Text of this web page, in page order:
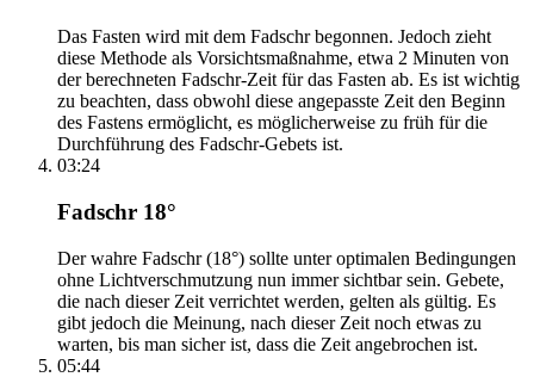
Das Fasten wird mit dem Fadschr begonnen. Jedoch zieht
diese Methode als Vorsichtsmaßnahme, etwa 2 Minuten von
der berechneten Fadschr-Zeit für das Fasten ab. Es ist wichtig
zu beachten, dass obwohl diese angepasste Zeit den Beginn
des Fastens ermöglicht, es möglicherweise zu früh für die
Durchführung des Fadschr-Gebets ist.
03:24
Fadschr 18°
Der wahre Fadschr (18°) sollte unter optimalen Bedingungen
ohne Lichtverschmutzung nun immer sichtbar sein. Gebete,
die nach dieser Zeit verrichtet werden, gelten als gültig. Es
gibt jedoch die Meinung, nach dieser Zeit noch etwas zu
warten, bis man sicher ist, dass die Zeit angebrochen ist.
05:44